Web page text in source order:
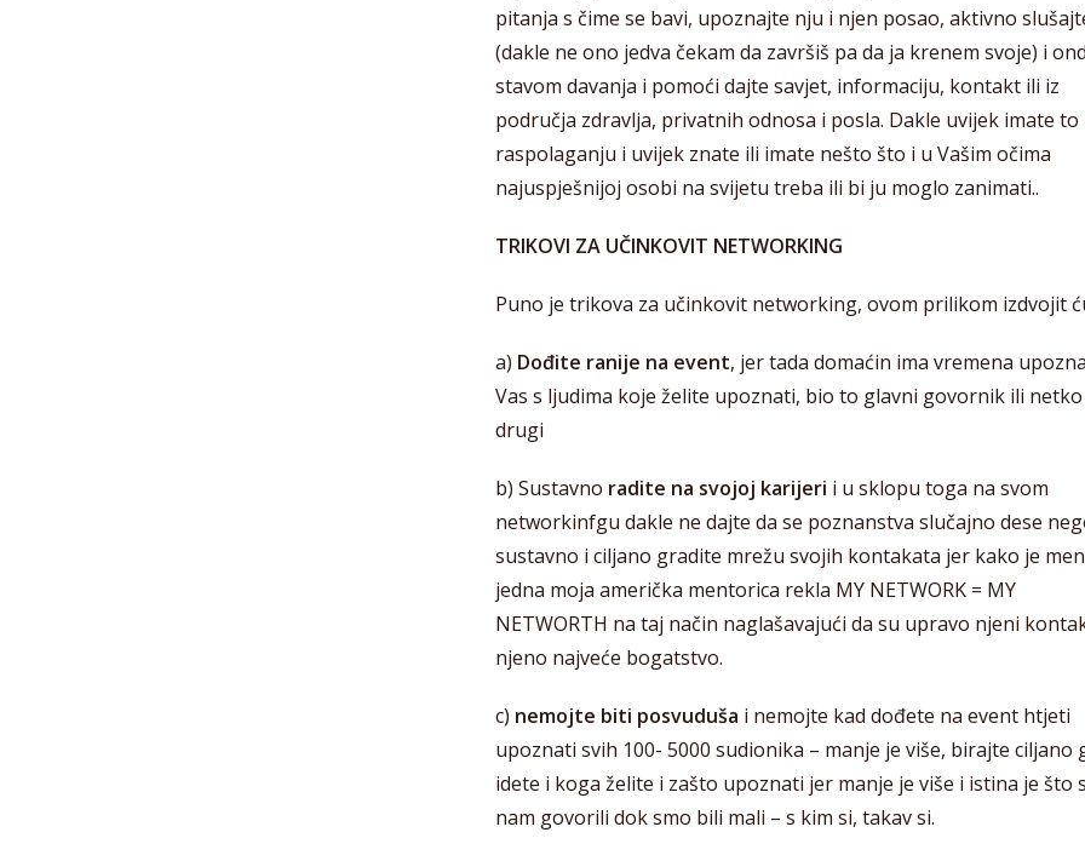
pitanja s čime se bavi, upoznajte nju i njen posao, aktivno
(dakle ne ono jedva čekam da završiš pa da ja krenem svoje) i
stavom davanja i pomoći dajte savjet, informaciju, kontakt ili iz
područja zdravlja, privatnih odnosa i posla. Dakle uvijek imate to
raspolaganju i uvijek znate ili imate nešto što i u Vašim očima
najuspješnijoj osobi na svijetu treba ili bi ju moglo zanimati..
TRIKOVI ZA UČINKOVIT NETWORKING
Puno je trikova za učinkovit networking, ovom prilikom izdvojit
a) Dođite ranije na event, jer tada domaćin ima vremena
Vas s ljudima koje želite upoznati, bio to glavni govornik ili netko
drugi
b) Sustavno radite na svojoj karijeri i u sklopu toga na svom
networkinfgu dakle ne dajte da se poznanstva slučajno dese
sustavno i ciljano gradite mrežu svojih kontakata jer kako je
jedna moja američka mentorica rekla MY NETWORK = MY
NETWORTH na taj način naglašavajući da su upravo njeni
njeno najveće bogatstvo.
c) nemojte biti posvuduša i nemojte kad dođete na event htjeti
upoznati svih 100- 5000 sudionika – manje je više, birajte ciljano
idete i koga želite i zašto upoznati jer manje je više i istina je što
nam govorili dok smo bili mali – s kim si, takav si.